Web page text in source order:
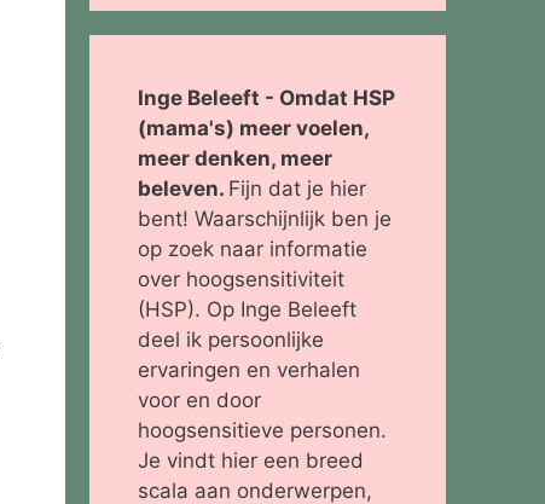
Inge Beleeft - Omdat HSP
(mama's) meer voelen,
meer denken, meer
beleven. Fijn dat je hier
bent! Waarschijnlijk ben je
op zoek naar informatie
over hoogsensitiviteit
(HSP). Op Inge Beleeft
deel ik persoonlijke
ervaringen en verhalen
voor en door
hoogsensitieve personen.
Je vindt hier een breed
scala aan onderwerpen,